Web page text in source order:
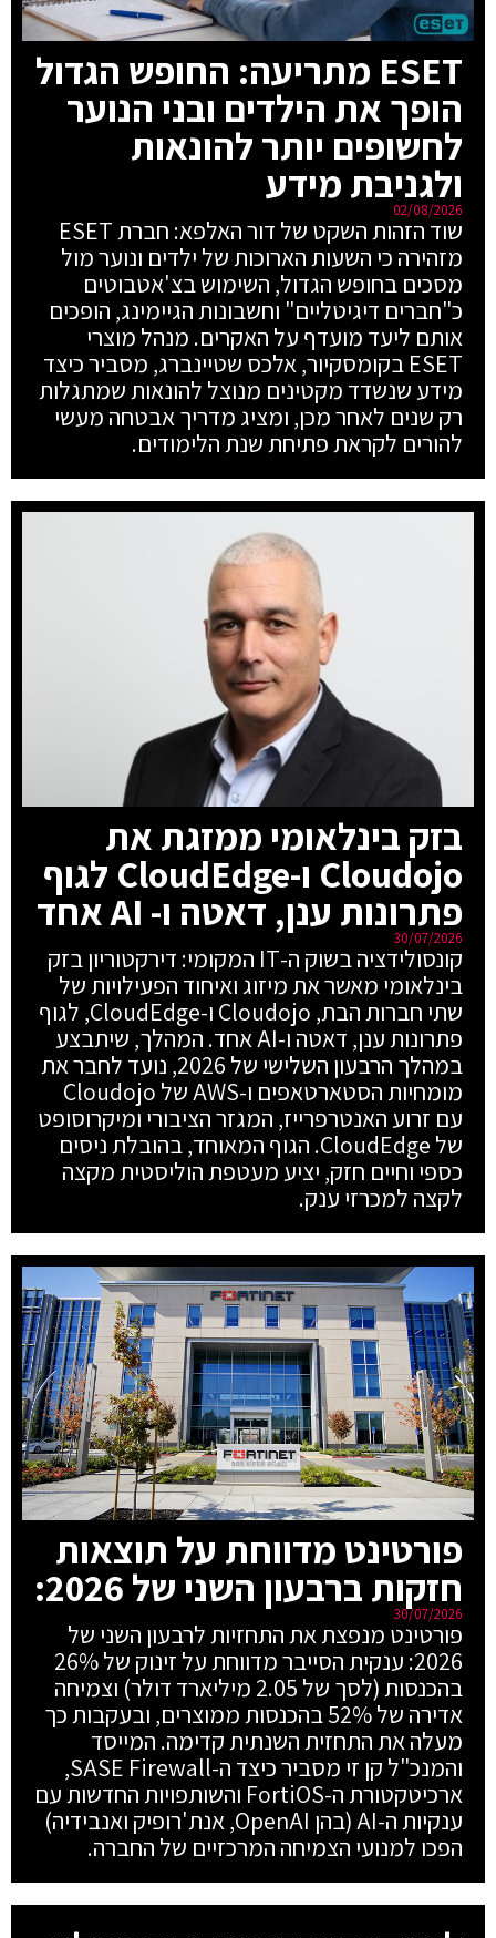
ESET מתריעה: החופש הגדול
הופך את הילדים ובני הנוער
לחשופים יותר להונאות
ולגניבת מידע
02/08/2026
שוד הזהות השקט של דור האלפא: חברת ESET
מזהירה כי השעות הארוכות של ילדים ונוער מול
מסכים בחופש הגדול, השימוש בצ'אטבוטים
כ"חברים דיגיטליים" וחשבונות הגיימינג, הופכים
אותם ליעד מועדף על האקרים. מנהל מוצרי
ESET בקומסקיור, אלכס שטיינברג, מסביר כיצד
מידע שנשדד מקטינים מנוצל להונאות שמתגלות
רק שנים לאחר מכן, ומציג מדריך אבטחה מעשי
להורים לקראת פתיחת שנת הלימודים.
בזק בינלאומי ממזגת את
Cloudojo ו-CloudEdge לגוף
פתרונות ענן, דאטה ו- AI אחד
30/07/2026
קונסולידציה בשוק ה-IT המקומי: דירקטוריון בזק
בינלאומי מאשר את מיזוג ואיחוד הפעילויות של
שתי חברות הבת, Cloudojo ו-CloudEdge, לגוף
פתרונות ענן, דאטה ו-AI אחד. המהלך, שיתבצע
במהלך הרבעון השלישי של 2026, נועד לחבר את
מומחיות הסטארטאפים ו-AWS של Cloudojo
עם זרוע האנטרפרייז, המגזר הציבורי ומיקרוסופט
של CloudEdge. הגוף המאוחד, בהובלת ניסים
כספי וחיים חזק, יציע מעטפת הוליסטית מקצה
לקצה למכרזי ענק.
פורטינט מדווחת על תוצאות
חזקות ברבעון השני של 2026:
30/07/2026
פורטינט מנפצת את התחזיות לרבעון השני של
2026: ענקית הסייבר מדווחת על זינוק של 26%
בהכנסות (לסך של 2.05 מיליארד דולר) וצמיחה
אדירה של 52% בהכנסות ממוצרים, ובעקבות כך
מעלה את התחזית השנתית קדימה. המייסד
והמנכ"ל קן זי מסביר כיצד ה-SASE Firewall,
ארכיטקטורת ה-FortiOS והשותפויות החדשות עם
ענקיות ה-AI (בהן OpenAI, אנת'רופיק ואנבידיה)
הפכו למנועי הצמיחה המרכזיים של החברה.